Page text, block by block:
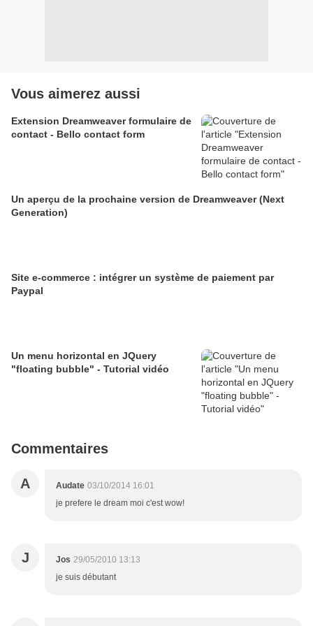
Vous aimerez aussi
Extension Dreamweaver formulaire de
contact - Bello contact form
Un aperçu de la prochaine version de Dreamweaver (Next
Generation)
Site e-commerce : intégrer un système de paiement par
Paypal
Un menu horizontal en JQuery
"floating bubble" - Tutorial vidéo
Commentaires
A Audate 03/10/2014 16:01
je prefere le dream moi c'est wow!
J Jos 29/05/2010 13:13
je suis débutant